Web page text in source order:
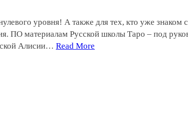
уровня! А также для тех, кто уже знаком
ПО материалам Русской школы Таро – под
Алисии… Read More